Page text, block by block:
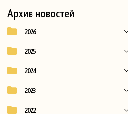
Архив новостей
2026
2025
2024
2023
2022